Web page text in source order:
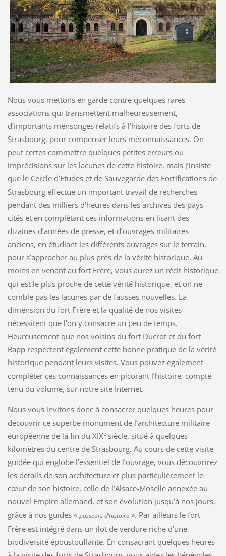
Nous vous mettons en garde contre quelques rares
associations qui transmettent malheureusement,
d’importants mensonges relatifs à l’histoire des forts de
Strasbourg, pour compenser leurs méconnaissances. On
peut certes commettre quelques petites erreurs ou
imprécisions sur les lacunes de cette histoire, mais j’insiste
que le Cercle d’Etudes et de Sauvegarde des Fortifications de
Strasbourg effectue un important travail de recherches
pendant des milliers d’heures dans les archives des pays
cités et en complétant ces informations en lisant des
dizaines d’années de presse, et d’ouvrages militaires
anciens, en étudiant les différents ouvrages sur le terrain,
pour s’approcher au plus près de la vérité historique. Au
moins en venant au fort Frère, vous aurez un récit historique
qui est le plus proche de cette vérité historique, et on ne
comble pas les lacunes par de fausses nouvelles. La
dimension du fort Frère et la qualité de nos visites
nécessitent que l’on y consacre un peu de temps.
Heureusement que nos voisins du fort Ducrot et du fort
Rapp respectent également cette bonne pratique de la vérité
historique pendant leurs visites. Vous pouvez également
compléter ces connaissances en picorant l’histoire, compte
tenu du volume, sur notre site Internet.
Nous vous invitons donc à consacrer quelques heures pour
découvrir ce superbe monument de l’architecture militaire
européenne de la fin du XIXe siècle, situé à quelques
kilomètres du centre de Strasbourg. Au cours de cette visite
guidée qui englobe l’essentiel de l’ouvrage, vous découvrirez
les détails de son architecture et plus particulièrement le
cœur de son histoire, celle de l’Alsace-Moselle annexée au
nouvel Empire allemand, et son évolution jusqu’à nos jours,
grâce à nos guides « passeurs d’histoire». Par ailleurs le fort
Frère est intégré dans un ilot de verdure riche d’une
biodiversité époustouflante. En consacrant quelques heures